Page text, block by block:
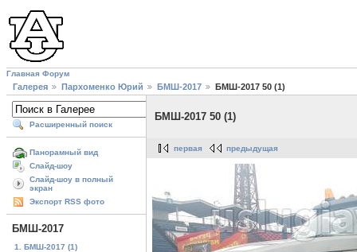
Главная Форум
Галерея Пархоменко Юрий БМШ-2017 БМШ-2017 50 (1)
Расширенный поиск
Панорамный вид
Слайд-шоу
Слайд-шоу в полный
экран
Экспорт RSS фото
БМШ-2017
1. БМШ-2017 (1)
БМШ-2017 50 (1)
первая предыдущая